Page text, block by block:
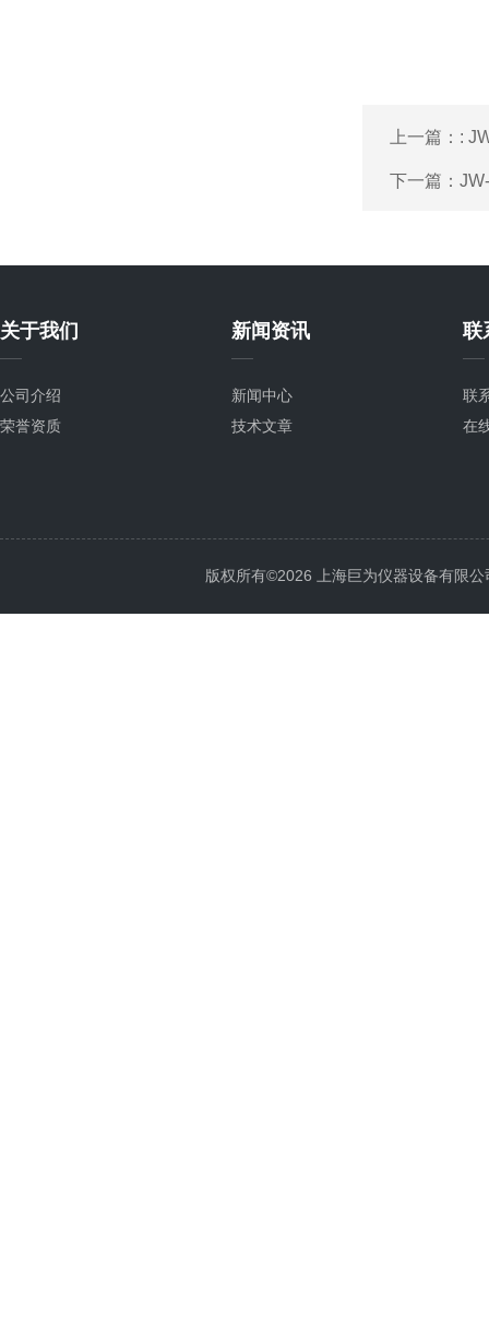
上一篇： :
下一篇：
关于我们
公司介绍
荣誉资质
新闻资讯
新闻中心
技术文章
联
联
在
版权所有©2026 上海巨为仪器设备有限